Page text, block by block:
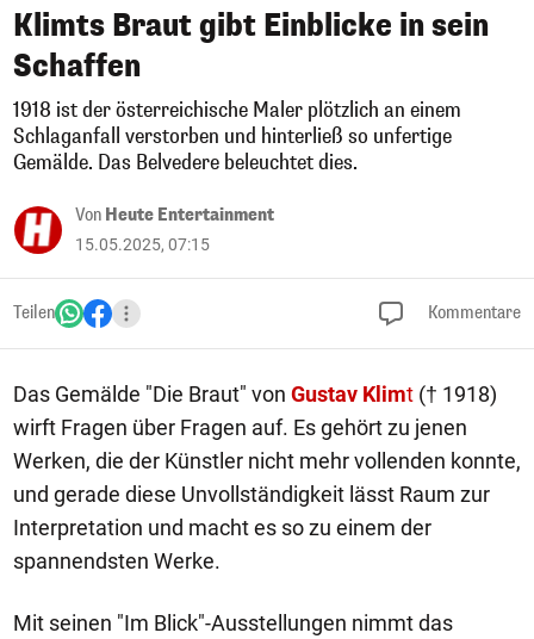
Klimts Braut gibt Einblicke in sein
Schaffen
1918 ist der österreichische Maler plötzlich an einem
Schlaganfall verstorben und hinterließ so unfertige
Gemälde. Das Belvedere beleuchtet dies.
Von Heute Entertainment
15.05.2025, 07:15
Teilen Kommentare
Das Gemälde "Die Braut" von Gustav Klimt († 1918)
wirft Fragen über Fragen auf. Es gehört zu jenen
Werken, die der Künstler nicht mehr vollenden konnte,
und gerade diese Unvollständigkeit lässt Raum zur
Interpretation und macht es so zu einem der
spannendsten Werke.
Mit seinen "Im Blick"-Ausstellungen nimmt das